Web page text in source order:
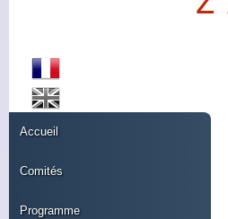
Accueil
Comités
Programme